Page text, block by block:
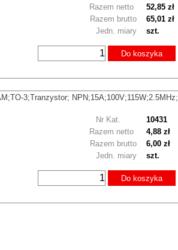
Razem brutto 65,01 zł
Razem netto 52,85 zł
Jedn. miary szt.
Do koszyka
3;Tranzystor; NPN;15A;100V;115W;2.5MHz;
Nr Kat. 10431
Razem brutto 6,00 zł
Razem netto 4,88 zł
Jedn. miary szt.
Do koszyka